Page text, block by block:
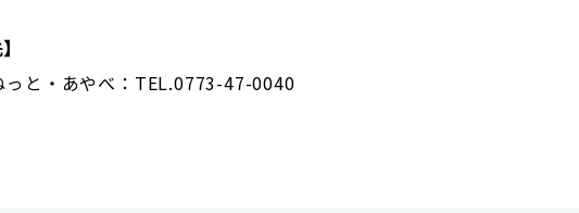
と・あやべ：TEL.0773-47-0040